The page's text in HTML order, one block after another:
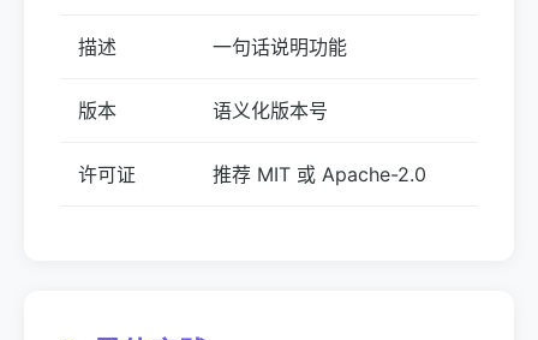
描述 一句话说明功能
版本 语义化版本号
许可证 推荐 MIT 或 Apache-2.0